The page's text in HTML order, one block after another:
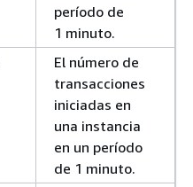
período de
1 minuto.
El número de
transacciones
iniciadas en
una instancia
en un período
de 1 minuto.